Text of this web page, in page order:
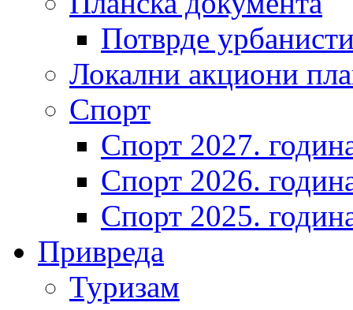
Потврде
Локални акциони
Спорт
Спорт 2027.
Спорт 2026.
Спорт 2025.
Привреда
Туризам